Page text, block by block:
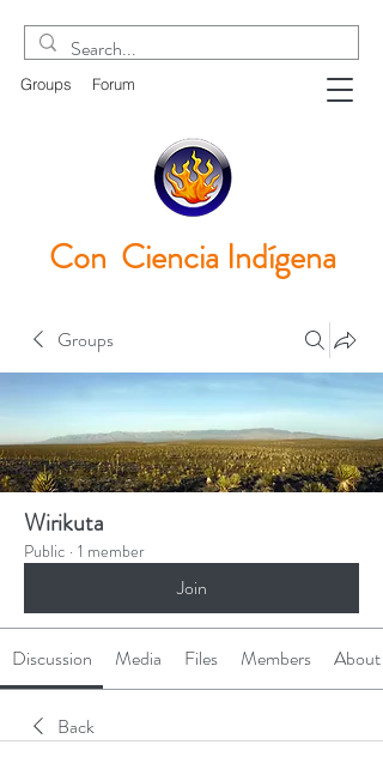
Groups Forum
Con Ciencia Indígena
Groups
Wirikuta
Public · 1 member
Join
Discussion Media Files Members About
Back